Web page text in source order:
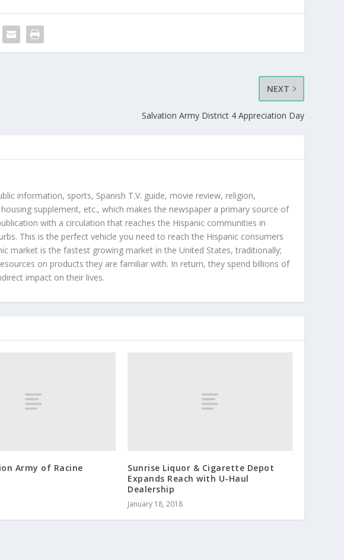
NEXT
Salvation Army District 4 Appreciation Day
information, sports, Spanish T.V. guide, movie review, religion,
supplement, etc., which makes the newspaper a primary source of
with a circulation that reaches the Hispanic communities in
This is the perfect vehicle you need to reach the Hispanic consumers
market is the fastest growing market in the United States, traditionally;
on products they are familiar with. In return, they spend billions of
impact on their lives.
Army of Racine
Sunrise Liquor & Cigarette Depot
Expands Reach with U-Haul
Dealership
January 18, 2018